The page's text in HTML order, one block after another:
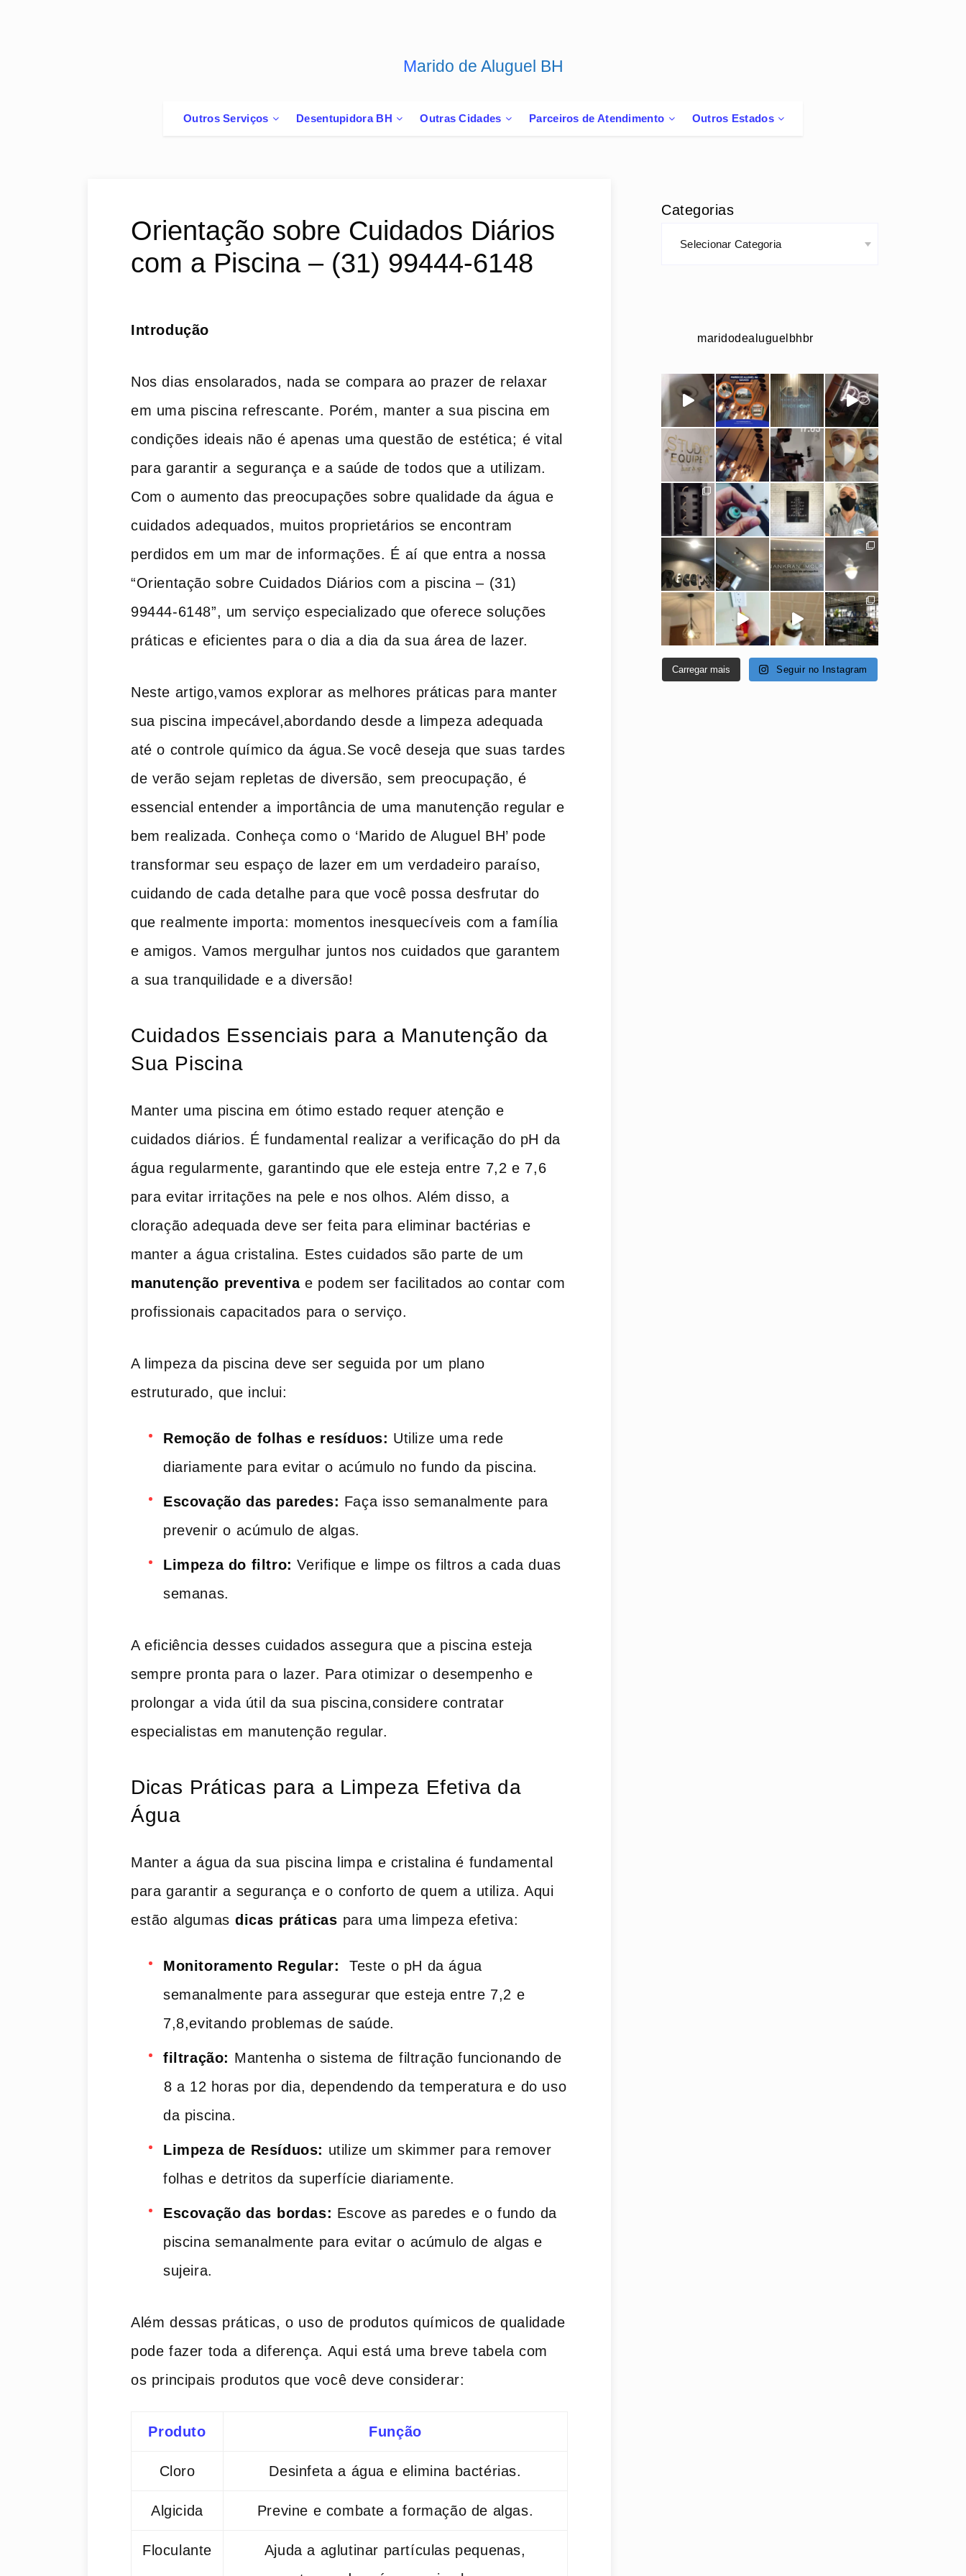
Marido de Aluguel BH
Outros Serviços Desentupidora BH Outras Cidades Parceiros de Atendimento Outros Estados
Orientação sobre Cuidados Diários
com a Piscina – (31) 99444-6148
Introdução
Nos dias ⁤ensolarados, nada​ se compara ao prazer ‍de relaxar
em uma piscina ‍refrescante. Porém, manter a sua piscina em
condições ⁢ideais não é apenas uma questão de⁤ estética; ⁢é​ vital
para garantir ​a segurança e a‍ saúde de todos que a utilizam.⁤
Com o aumento das preocupações sobre qualidade da ⁢água e
cuidados adequados, muitos proprietários se encontram
perdidos em um mar de informações. É ⁣aí que entra a nossa
“Orientação sobre Cuidados ​Diários com a piscina – (31)
99444-6148”, um serviço especializado‌ que oferece soluções
práticas e eficientes⁤ para o dia⁤ a dia da sua área ⁢de lazer.
Neste artigo,vamos explorar⁣ as melhores práticas para manter
sua piscina impecável,abordando ​desde a limpeza‌ adequada
até o controle químico da água.Se você deseja que suas⁣ tardes
de verão sejam repletas de diversão, sem ⁣preocupação, é⁤
essencial entender a importância de uma ⁣manutenção regular e
bem realizada. Conheça como o ‘Marido ⁢de Aluguel BH’ pode
transformar seu espaço de lazer em um⁣ verdadeiro paraíso,
cuidando de cada detalhe para que você possa desfrutar ⁢do
que ​realmente importa:‌ momentos inesquecíveis com a família‍
e amigos. Vamos mergulhar juntos nos⁢ cuidados que garantem
a⁤ sua‍ tranquilidade e a diversão!
Cuidados Essenciais para a Manutenção da
Sua Piscina
Manter uma ‌piscina em ⁣ótimo estado requer atenção e
cuidados diários. É fundamental realizar a verificação‍ do pH da
água regularmente, garantindo que⁣ ele esteja entre⁣ 7,2 e 7,6
para evitar​ irritações na pele e nos olhos. Além disso,⁤ a
cloração ​adequada deve ser feita para⁣ eliminar bactérias e
manter ​a água cristalina. Estes cuidados​ são parte de um ⁣
manutenção preventivae podem ser facilitados ao contar com
profissionais‍ capacitados para o serviço.
A limpeza da piscina deve ser seguida⁤ por​ um plano
estruturado, que inclui:
Remoção de folhas e resíduos: Utilize uma rede
diariamente para evitar o acúmulo no fundo⁤ da piscina.
Escovação ‍das paredes: Faça‌ isso semanalmente para⁤
prevenir o acúmulo de algas.
Limpeza do filtro: Verifique ‍e ​limpe os filtros a cada duas
semanas.
A‍ eficiência​ desses cuidados assegura que a piscina esteja
sempre pronta para o lazer. Para otimizar o desempenho e
prolongar a ⁤vida‌ útil da sua piscina,considere contratar
especialistas em manutenção regular.
Dicas Práticas ⁣para‍ a Limpeza Efetiva da
Água
Manter a água da sua ⁢piscina limpa ‍e cristalina é fundamental
para garantir a segurança e o ⁢conforto de ⁣quem a utiliza. Aqui
estão algumas⁣ dicas práticas ⁢para uma limpeza efetiva:
Monitoramento Regular:
⁣ Teste o pH da água
semanalmente para assegurar que esteja entre 7,2⁣ e
7,8,evitando problemas⁣ de saúde.
filtração: ⁢Mantenha ​o sistema de⁢ filtração funcionando de
⁤8 a ‌12 horas por ‌dia, dependendo da temperatura e do uso
da piscina.
Limpeza de Resíduos: utilize um skimmer para remover
folhas e detritos da ⁣superfície ‌diariamente.
Escovação das ⁤bordas: Escove as‌ paredes e‌ o fundo da
piscina semanalmente para evitar ⁢o acúmulo de⁣ algas e⁤
sujeira.
Além dessas práticas, o uso de produtos químicos de qualidade
pode‌ fazer toda‍ a diferença. ⁤Aqui está ‍uma breve tabela ‌com
os principais⁤ produtos que você deve considerar:
Produto Função
Cloro Desinfeta a água e elimina bactérias.
Algicida Previne e combate a⁣ formação de‌ algas.
Floculante
Ajuda a aglutinar partículas pequenas,⁤
Categorias
maridodealuguelbhbr
Carregar mais Seguir no Instagram